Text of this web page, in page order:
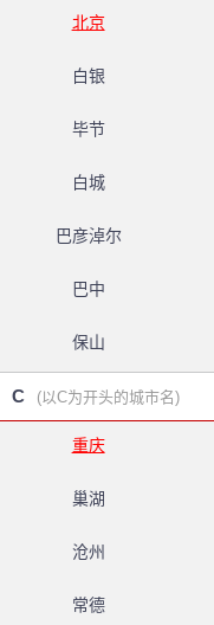
北京
白银
毕节
白城
巴彦淖尔
巴中
保山
C (以C为开头的城市名)
重庆
巢湖
沧州
常德